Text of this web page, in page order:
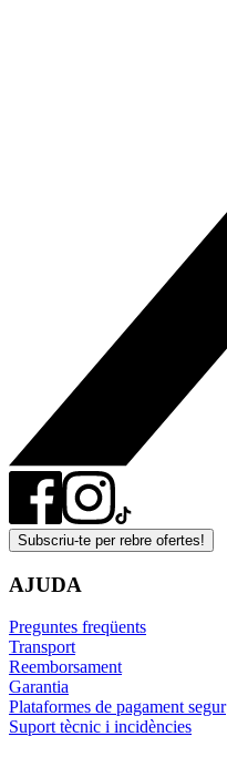
Subscriu-te per rebre ofertes!
AJUDA
Preguntes freqüents
Transport
Reemborsament
Garantia
Plataformes de pagament segur
Suport tècnic i incidències